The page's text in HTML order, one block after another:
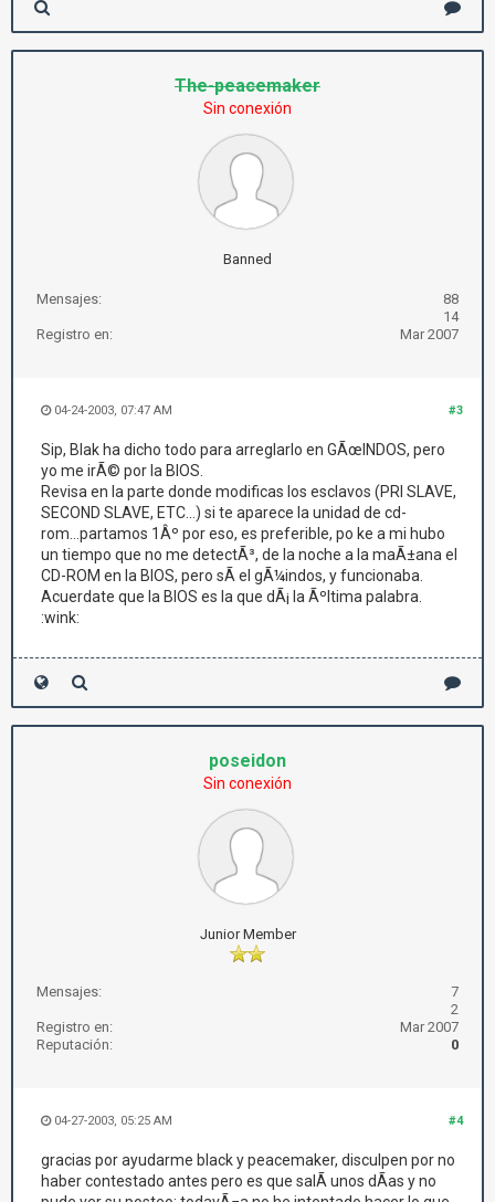
The-peacemaker
Sin conexión
Banned
Mensajes:
88
14
Registro en:
Mar 2007
#3
04-24-2003, 07:47 AM
Sip, Blak ha dicho todo para arreglarlo en GÃœINDOS, pero
yo me irÃ© por la BIOS.
Revisa en la parte donde modificas los esclavos (PRI SLAVE,
SECOND SLAVE, ETC...) si te aparece la unidad de cd-
rom...partamos 1Âº por eso, es preferible, po ke a mi hubo
un tiempo que no me detectÃ³, de la noche a la maÃ±ana el
CD-ROM en la BIOS, pero sÃ­ el gÃ¼indos, y funcionaba.
Acuerdate que la BIOS es la que dÃ¡ la Ãºltima palabra.
:wink:
poseidon
Sin conexión
Junior Member
Mensajes:
7
2
Registro en:
Mar 2007
Reputación:
0
#4
04-27-2003, 05:25 AM
gracias por ayudarme black y peacemaker, disculpen por no
haber contestado antes pero es que salÃ­ unos dÃ­as y no